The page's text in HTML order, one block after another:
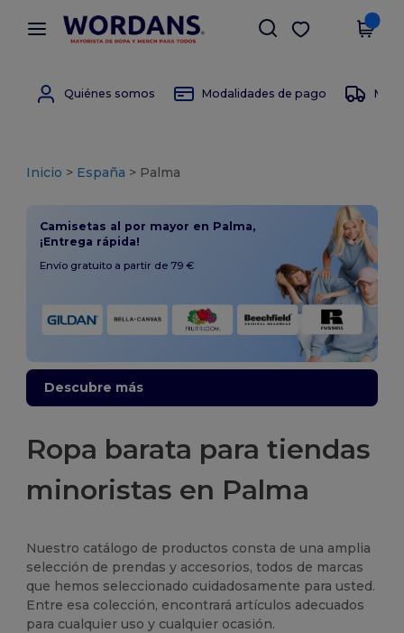
× App de Wordans
¡Mejores precios en app!
Descargar app
Quiénes somos Modalidades de pago
Inicio > España > Palma
Camisetas al por mayor en Palma,
¡Entrega rápida!
Envío gratuito a partir de 79 €
Descubre más
Ropa barata para tiendas
minoristas en Palma
Nuestro catálogo de productos consta de una amplia
selección de prendas y accesorios, todos de marcas
que hemos seleccionado cuidadosamente para usted.
Entre esa colección, encontrará artículos adecuados
para cualquier uso y cualquier ocasión.